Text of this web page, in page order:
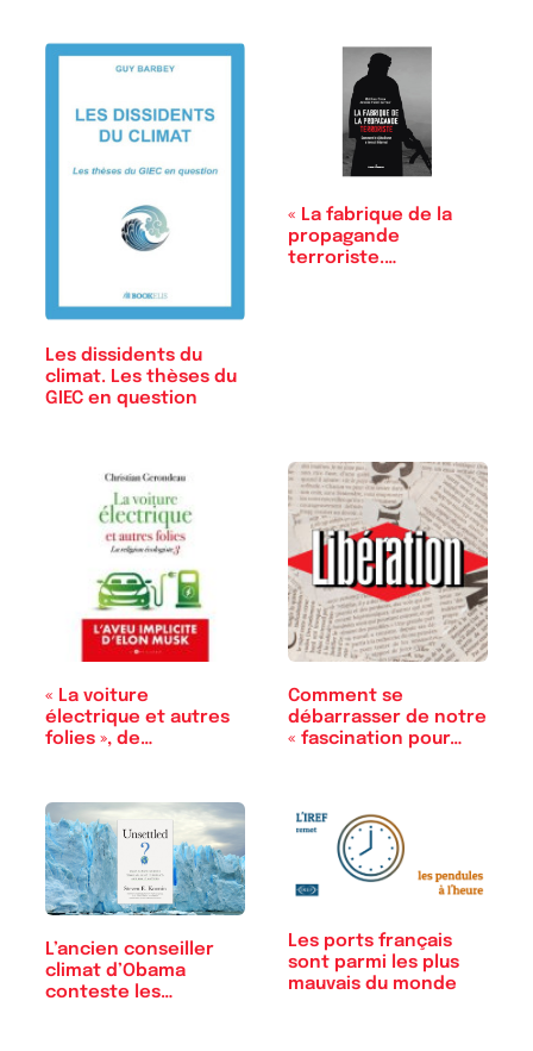
Les dissidents du
climat. Les thèses du
GIEC en question
« La fabrique de la
propagande
terroriste.
« La voiture
électrique et autres
folies », de…
Comment se
débarrasser de notre
« fascination pour…
L’ancien conseiller
climat d’Obama
conteste les…
Les ports français
sont parmi les plus
mauvais du monde